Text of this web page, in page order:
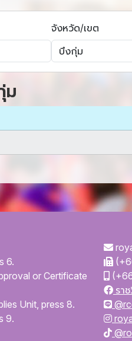
จังหวัด/เขต
ม
6.
or Certificate
Unit, press 8.
9.
รา